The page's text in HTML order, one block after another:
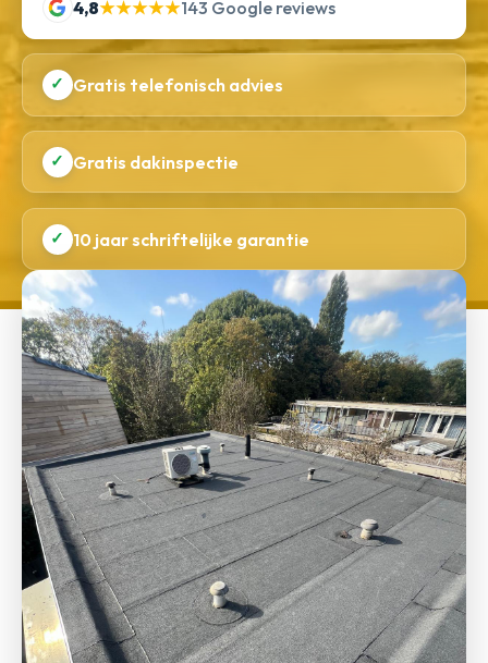
4,8★★★★★143 Google reviews
✓ Gratis telefonisch advies
✓ Gratis dakinspectie
✓ 10 jaar schriftelijke garantie